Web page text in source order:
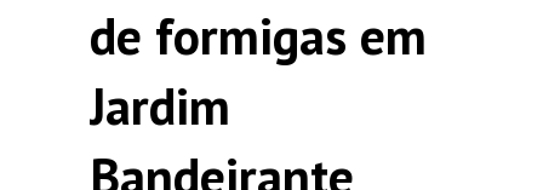
de formigas em
Jardim
Bandeirante